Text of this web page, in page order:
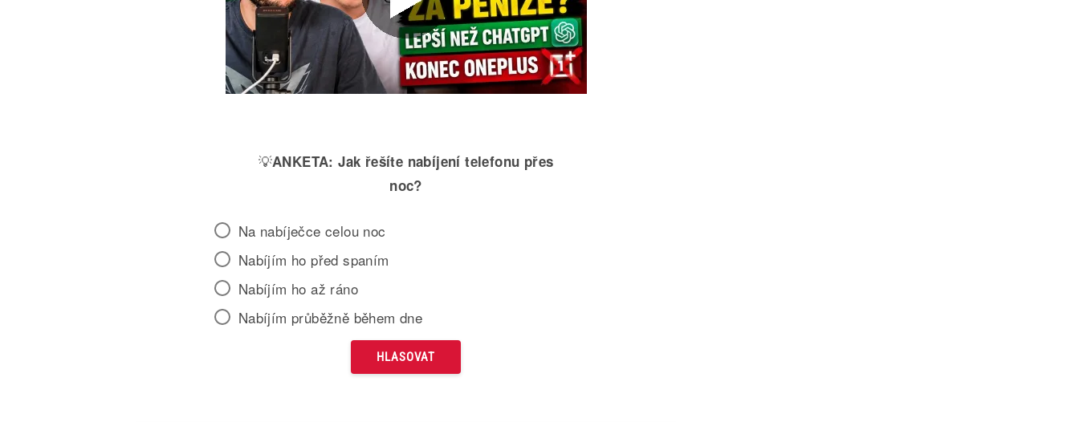
💡ANKETA: Jak řešíte nabíjení telefonu přes
noc?
Na nabíječce celou noc
Nabíjím ho před spaním
Nabíjím ho až ráno
Nabíjím průběžně během dne